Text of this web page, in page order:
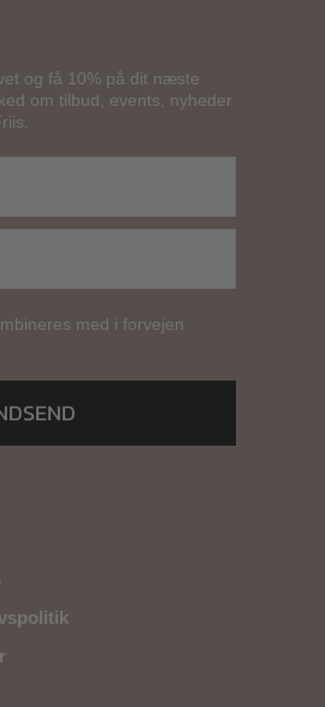
og få 10% på dit næste
om tilbud, events, nyheder
med i forvejen